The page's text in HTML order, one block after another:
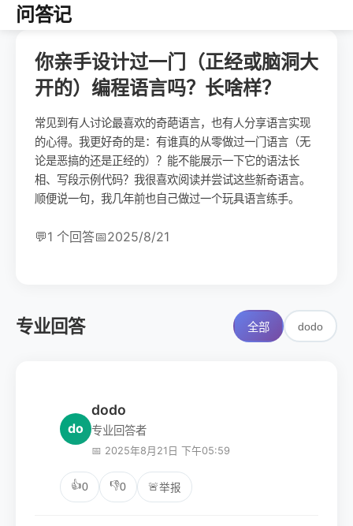
问答记
你亲手设计过一门（正经或脑洞大
开的）编程语言吗？长啥样？
常见到有人讨论最喜欢的奇葩语言，也有人分享语言实现
的心得。我更好奇的是：有谁真的从零做过一门语言（无
论是恶搞的还是正经的）？能不能展示一下它的语法长
相、写段示例代码？我很喜欢阅读并尝试这些新奇语言。
顺便说一句，我几年前也自己做过一个玩具语言练手。
💬1 个回答📅2025/8/21
专业回答 全部 dodo
do
dodo
专业回答者
📅 2025年8月21日 下午05:59
👍0 👎0 🚨举报